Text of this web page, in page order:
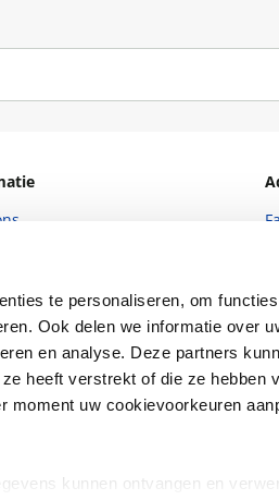
te personaliseren, om
Ook delen we informatie over
en analyse. Deze partners
heeft verstrekt of die ze hebben
moment uw cookievoorkeuren
kunnen ontvangen en
en openingstijden
worden
Disclosure policy